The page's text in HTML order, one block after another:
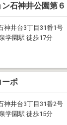
石神井公園第６
神井台3丁目31番1号
学園駅 徒歩17分
ーポ
神井台3丁目31番2号
学園駅 徒歩15分